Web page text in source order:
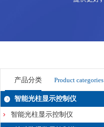
产品分类 Product categories
智能光柱显示控制仪
智能光柱显示控制仪